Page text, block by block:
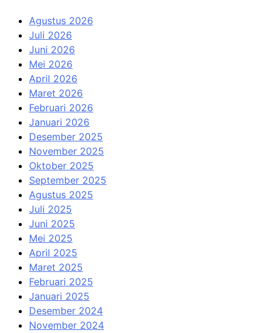
Agustus 2026
Juli 2026
Juni 2026
Mei 2026
April 2026
Maret 2026
Februari 2026
Januari 2026
Desember 2025
November 2025
Oktober 2025
September 2025
Agustus 2025
Juli 2025
Juni 2025
Mei 2025
April 2025
Maret 2025
Februari 2025
Januari 2025
Desember 2024
November 2024